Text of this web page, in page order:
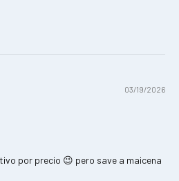
03/19/2026
por precio 😉 pero save a maicena